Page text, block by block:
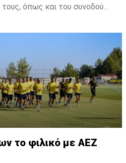
όπως και του συνοδού
το φιλικό με ΑΕΖ